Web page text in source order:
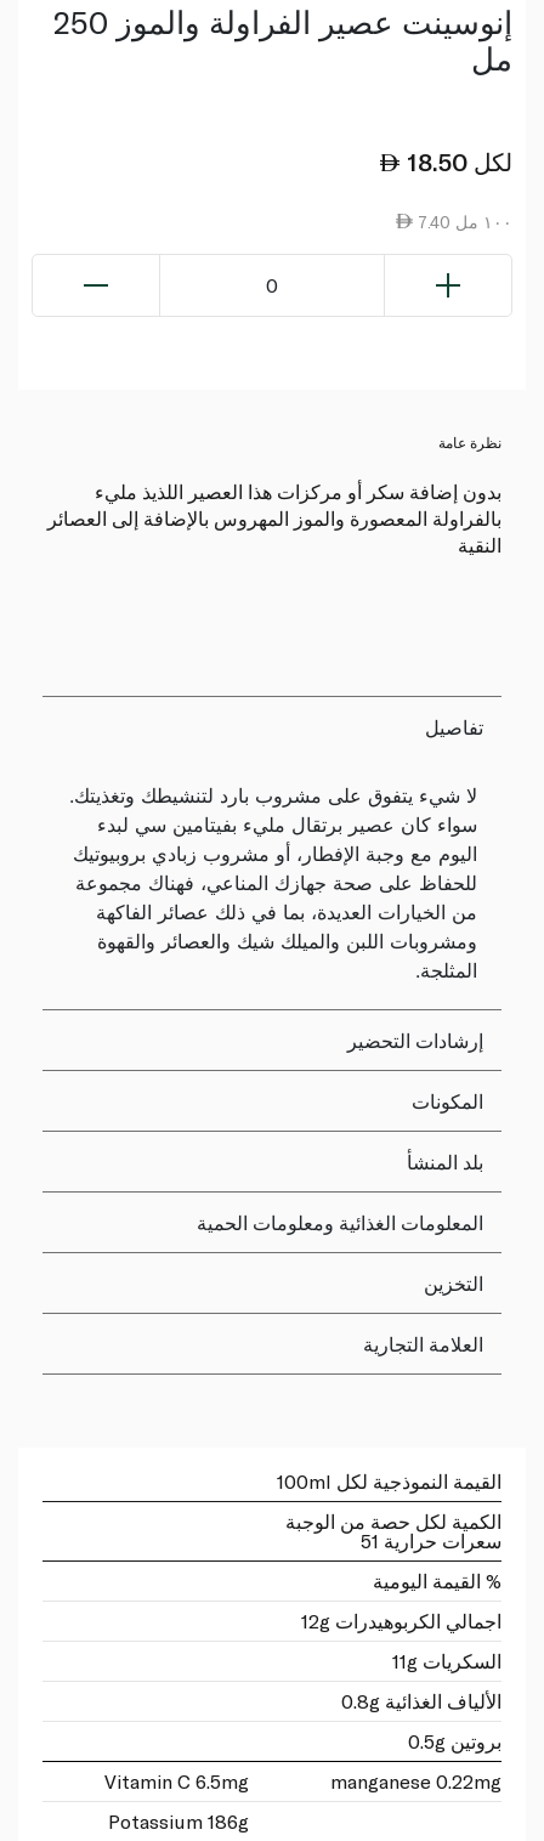
إنوسينت عصير الفراولة والموز 250
مل
18.50 لكل
7.40 ١٠٠ مل
0
نظرة عامة
بدون إضافة سكر أو مركزات هذا العصير اللذيذ مليء
بالفراولة المعصورة والموز المهروس بالإضافة إلى العصائر
النقية
تفاصيل
لا شيء يتفوق على مشروب بارد لتنشيطك وتغذيتك.
سواء كان عصير برتقال مليء بفيتامين سي لبدء
اليوم مع وجبة الإفطار، أو مشروب زبادي بروبيوتيك
للحفاظ على صحة جهازك المناعي، فهناك مجموعة
من الخيارات العديدة، بما في ذلك عصائر الفاكهة
ومشروبات اللبن والميلك شيك والعصائر والقهوة
المثلجة.
إرشادات التحضير
المكونات
بلد المنشأ
المعلومات الغذائية ومعلومات الحمية
التخزين
العلامة التجارية
القيمة النموذجية لكل 100ml
الكمية لكل حصة من الوجبة
سعرات حرارية 51
% القيمة اليومية
اجمالي الكربوهيدرات 12g
السكريات 11g
الألياف الغذائية 0.8g
بروتين 0.5g
Vitamin C 6.5mg
manganese 0.22mg
Potassium 186g